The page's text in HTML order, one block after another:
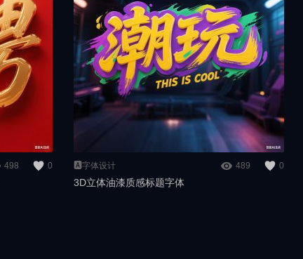
498 0 🅰️字体设计 489 0
3D立体油漆质感标题字体